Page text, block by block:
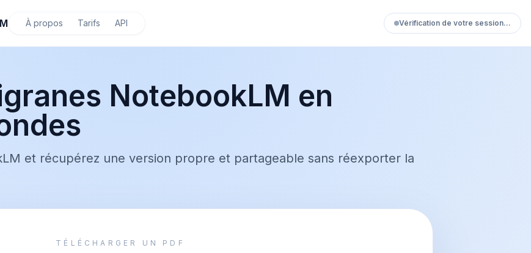
À propos Tarifs API Vérification de votre session…
NotebookLM en
et récupérez une version propre et partageable sans réexporter la
TÉLÉCHARGER UN PDF